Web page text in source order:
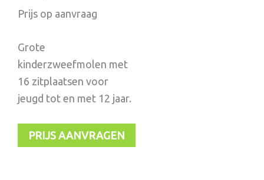
Prijs op aanvraag
Grote
kinderzweefmolen met
16 zitplaatsen voor
jeugd tot en met 12 jaar.
PRIJS AANVRAGEN